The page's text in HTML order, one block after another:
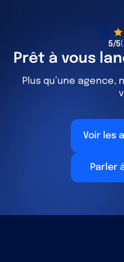
5/5
Prêt à vous
Plus qu’une
Voir les
Parler